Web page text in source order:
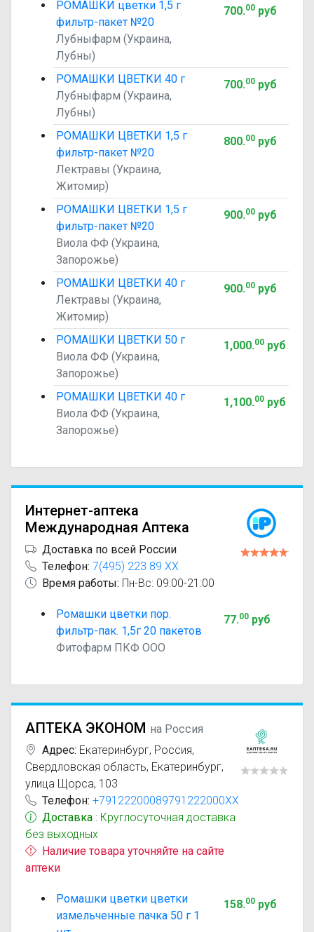
РОМАШКИ цветки 1,5 г
фильтр-пакет №20
Лубныфарм (Украина,
Лубны)
700.00руб
РОМАШКИ ЦВЕТКИ 40 г
Лубныфарм (Украина,
Лубны)
700.00руб
РОМАШКИ ЦВЕТКИ 1,5 г
фильтр-пакет №20
Лектравы (Украина,
Житомир)
800.00руб
РОМАШКИ ЦВЕТКИ 1,5 г
фильтр-пакет №20
Виола ФФ (Украина,
Запорожье)
900.00руб
РОМАШКИ ЦВЕТКИ 40 г
Лектравы (Украина,
Житомир)
900.00руб
РОМАШКИ ЦВЕТКИ 50 г
Виола ФФ (Украина,
Запорожье)
1,000.00руб
РОМАШКИ ЦВЕТКИ 40 г
Виола ФФ (Украина,
Запорожье)
1,100.00руб
Интернет-аптека
Международная Аптека
Доставка по всей России
Телефон: 7(495) 223 89 XX
Время работы: Пн-Вс: 09:00-21:00
Ромашки цветки пор.
фильтр-пак. 1,5г 20 пакетов
Фитофарм ПКФ ООО
77.00руб
АПТЕКА ЭКОНОМ на Россия
Адрес: Екатеринбург, Россия,
Свердловская область, Екатеринбург,
улица Щорса, 103
Телефон: +79122200089791222000XX
Доставка : Круглосуточная доставка
без выходных
Наличие товара уточняйте на сайте
аптеки
Ромашки цветки цветки
измельченные пачка 50 г 1
158.00руб